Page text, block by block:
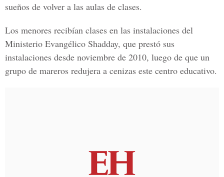
sueños de volver a las aulas de clases.
Los menores recibían clases en las instalaciones del
Ministerio Evangélico Shadday, que prestó sus
instalaciones desde noviembre de 2010, luego de que un
grupo de mareros redujera a cenizas este centro educativo.